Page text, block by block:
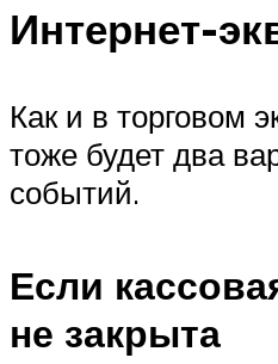
Интернет-
Как и в торговом
тоже будет два
событий.
Если
не закрыта